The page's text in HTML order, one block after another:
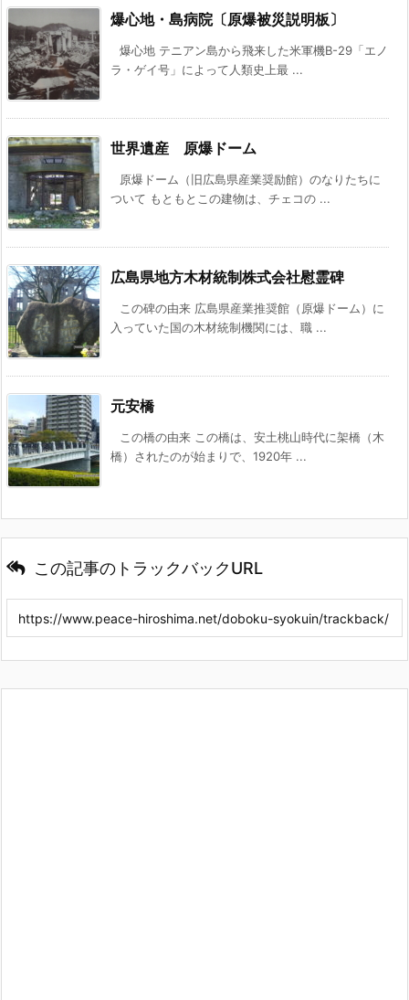
爆心地・島病院〔原爆被災説明板〕
爆心地 テニアン島から飛来した米軍機B-29「エノ
ラ・ゲイ号」によって人類史上最 ...
世界遺産 原爆ドーム
原爆ドーム（旧広島県産業奨励館）のなりたちに
ついて もともとこの建物は、チェコの ...
広島県地方木材統制株式会社慰霊碑
この碑の由来 広島県産業推奨館（原爆ドーム）に
入っていた国の木材統制機関には、職 ...
元安橋
この橋の由来 この橋は、安土桃山時代に架橋（木
橋）されたのが始まりで、1920年 ...
この記事のトラックバックURL